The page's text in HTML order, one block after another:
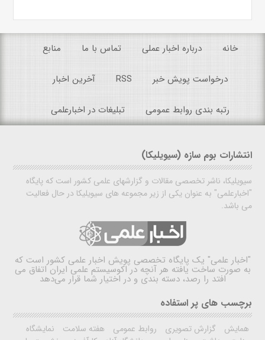
خانه درباره اخبار عملی تماس با ما منابع
درخواست پویش خبر RSS آخرین اخبار
رتبه بندی روابط عمومی تبلیغات در اخبارعلمی
انتشارات بوم سازه (سیویلیکا)
سیویلیکا، ناشر تخصصی مقالات و گزارشهای علمی کشور است که پایگاه
"اخبارعلمی" به عنوان یکی از زیر مجموعه های سیویلیکا در حال فعالیت
می باشد.
"اخبار علمی" یک پایگاه تخصصی پویش اخبار علمی کشور است که
به صورت ساخت یافته هر آنچه در اکوسیستم علمی ایران اتفاق می
افتد را رصد، دسته بندی و در اختیار شما قرار می‌دهد
برچسب های پر استفاده
همایش گزارش تصویری روابط عمومی هفته سلامت
نمایشگاه